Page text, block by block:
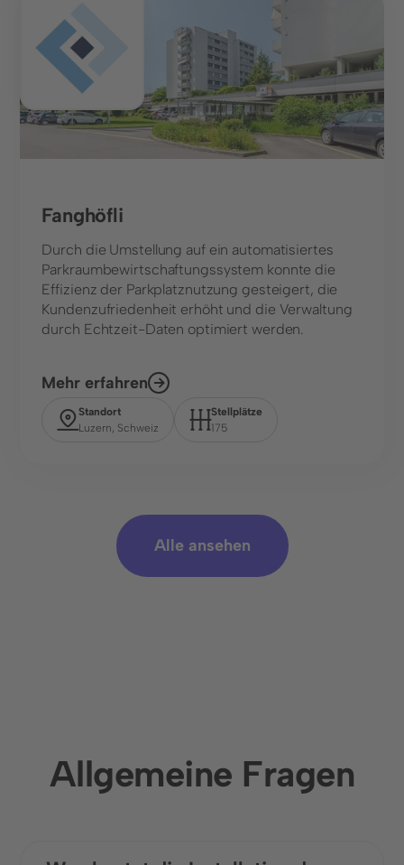
Center
Fanghöfli
Durch die Umstellung auf ein automatisiertes
Parkraumbewirtschaftungssystem konnte die
Effizienz der Parkplatznutzung gesteigert, die
Kundenzufriedenheit erhöht und die Verwaltung
durch Echtzeit-Daten optimiert werden.
Mehr erfahren
Standort
Luzern, Schweiz
Stellplätze
175
Alle ansehen
Allgemeine Fragen